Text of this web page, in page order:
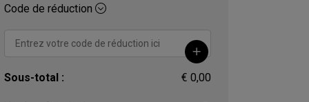
Code de réduction
Sous-total : € 0,00